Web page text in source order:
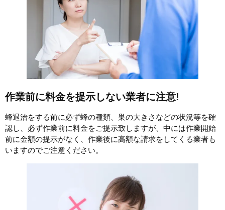
作業前に料金を提示しない業者に注意!
蜂退治をする前に必ず蜂の種類、巣の大きさなどの状況等を確
認し、必ず作業前に料金をご提示致しますが、中には作業開始
前に金額の提示がなく、作業後に高額な請求をしてくる業者も
いますのでご注意ください。